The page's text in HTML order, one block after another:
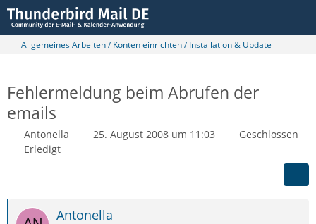
Allgemeines Arbeiten / Konten einrichten / Installation & Update
Fehlermeldung beim Abrufen der
emails
Antonella 25. August 2008 um 11:03
Geschlossen
Erledigt
Antonella